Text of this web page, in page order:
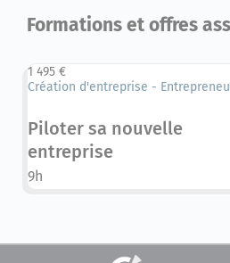
Formations et offres
1 495 €
Création d'entreprise -
Piloter sa nouvelle
entreprise
9h